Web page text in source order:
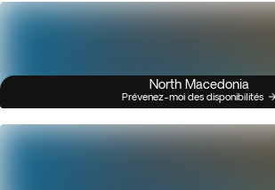
North Macedonia
Prévenez-moi des disponibilités